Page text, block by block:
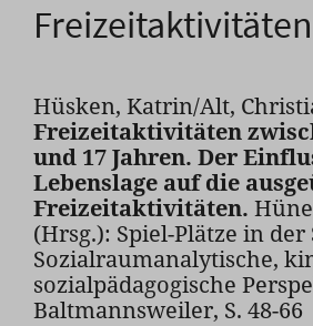
Hüsken, Katrin/Alt,
Freizeitaktivitäten
und 17 Jahren. Der
Lebenslage auf die
Freizeitaktivitäten.
(Hrsg.): Spiel-Plätze in der
Sozialraumanalytische,
sozialpädagogische
Baltmannsweiler, S. 48-66